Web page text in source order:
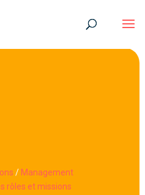
/ Management
rôles et missions